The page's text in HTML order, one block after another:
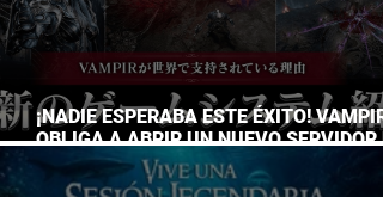
¡NADIE ESPERABA ESTE ÉXITO! VAMPIR
OBLIGA A ABRIR UN NUEVO SERVIDOR
JAPÓN A SOLO DOS DÍAS DE SU
LANZAMIENTO